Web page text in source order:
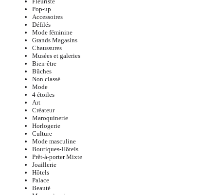
Pop-up
Accessoires
Défilés
Mode féminine
Grands Magasins
Chaussures
Musées et galeries
Bien-être
Bûches
Non classé
Mode
4 étoiles
Art
Créateur
Maroquinerie
Horlogerie
Culture
Mode masculine
Boutiques-Hôtels
Prêt-à-porter Mixte
Joaillerie
Hôtels
Palace
Beauté